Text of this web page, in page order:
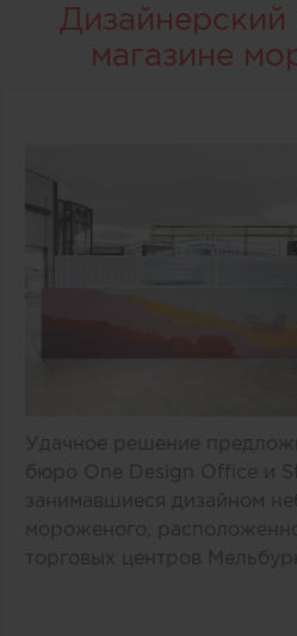
Дизайнерский
магазине
Удачное решение
бюро One Design Office и
занимавшиеся дизайном
мороженого,
торговых центров